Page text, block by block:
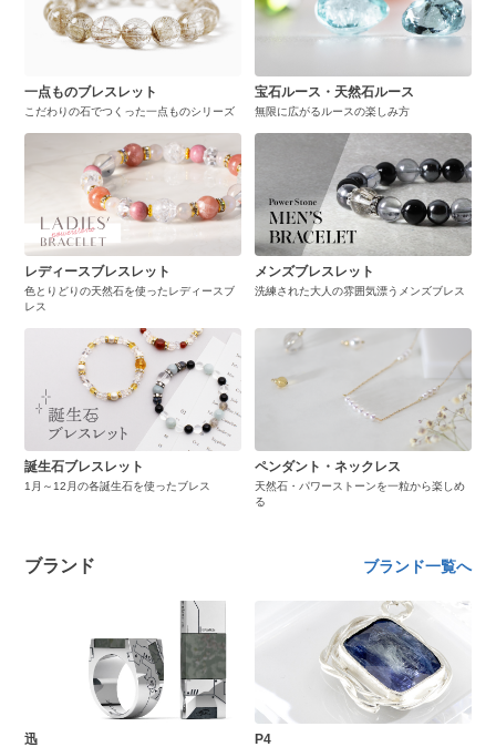
一点ものブレスレット
こだわりの石でつくった一点ものシリーズ
宝石ルース・天然石ルース
無限に広がるルースの楽しみ方
レディースブレスレット
色とりどりの天然石を使ったレディースブ
レス
メンズブレスレット
洗練された大人の雰囲気漂うメンズブレス
誕生石ブレスレット
1月～12月の各誕生石を使ったブレス
ペンダント・ネックレス
天然石・パワーストーンを一粒から楽しめ
る
ブランド ブランド一覧へ
迅 P4